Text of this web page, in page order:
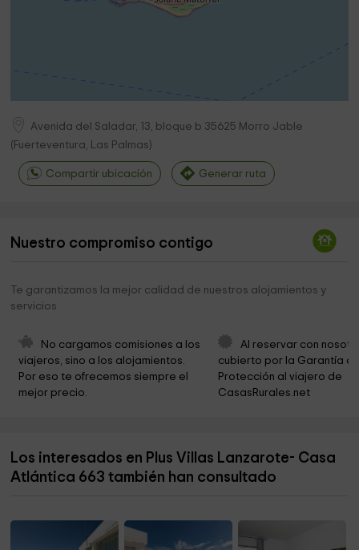
Avenida del Saladar, 13, bloque b 35625 Morro Jable
( Fuerteventura, Las Palmas)
Compartir ubicación Generar ruta
Nuestro compromiso contigo
Te garantizamos la mejor calidad de nuestros alojamientos y
servicios
No cargamos comisiones a los
viajeros, sino a los alojamientos.
Por eso te ofrecemos siempre el
mejor precio.
Al reservar con
cubierto por la Garantía
Protección al viajero de
CasasRurales.net
Los interesados en Plus Villas Lanzarote- Casa
Atlántica 663 también han consultado